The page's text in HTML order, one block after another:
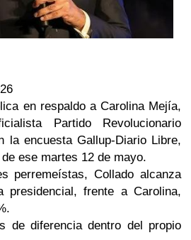
en respaldo a Carolina Mejía,
Partido Revolucionario
la encuesta Gallup-Diario Libre,
ese martes 12 de mayo.
perremeístas, Collado alcanza
presidencial, frente a Carolina,
de diferencia dentro del propio